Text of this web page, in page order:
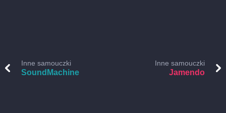
Inne samouczki
SoundMachine
Inne samouczki
Jamendo